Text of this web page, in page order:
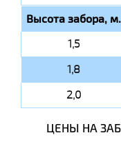
Высота забора, м.
1,5
1,8
2,0
ЦЕНЫ НА